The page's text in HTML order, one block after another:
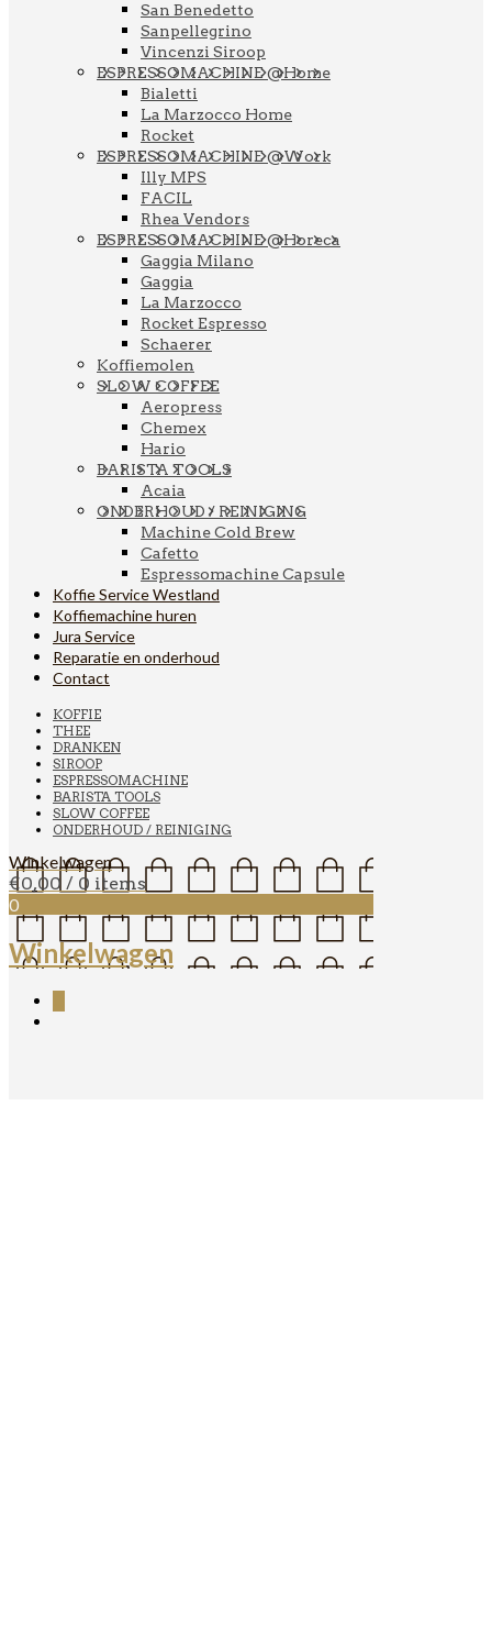
San Benedetto
Sanpellegrino
Vincenzi Siroop
ESPRESSOMACHINE @Home
Bialetti
La Marzocco Home
Rocket
ESPRESSOMACHINE @Work
Illy MPS
FACIL
Rhea Vendors
ESPRESSOMACHINE @Horeca
Gaggia Milano
Gaggia
La Marzocco
Rocket Espresso
Schaerer
Koffiemolen
SLOW COFFEE
Aeropress
Chemex
Hario
BARISTA TOOLS
Acaia
ONDERHOUD / REINIGING
Machine Cold Brew
Cafetto
Espressomachine Capsule
Koffie Service Westland
Koffiemachine huren
Jura Service
Reparatie en onderhoud
Contact
KOFFIE
THEE
DRANKEN
SIROOP
ESPRESSOMACHINE
BARISTA TOOLS
SLOW COFFEE
ONDERHOUD / REINIGING
Winkelwagen
€0,00 / 0 items
0
Winkelwagen